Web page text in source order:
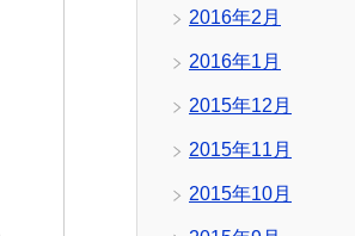
2016年2月
2016年1月
2015年12月
2015年11月
2015年10月